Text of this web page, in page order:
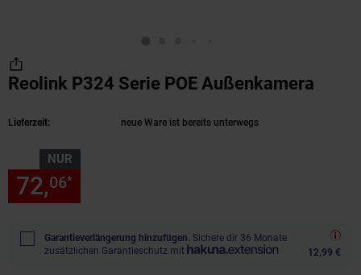
Reolink P324 Serie POE Außenkamera
Lieferzeit: neue Ware ist bereits unterwegs
NUR
72,06*
Garantieverlängerung hinzufügen. Sichere dir 36 Monate
zusätzlichen Garantieschutz mit
12,99 €